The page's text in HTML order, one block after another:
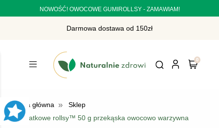
NOWOŚĆ! OWOCOWE GUMIROLLSY - ZAMAWIAM!
Darmowa dostawa od 150zł
Strona główna » Sklep
» Natkowe rollsy™ 50 g przekąska owocowo warzywna